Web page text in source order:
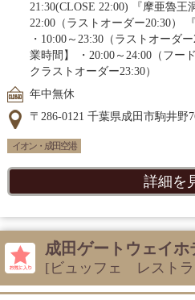
21:30(CLOSE 22:00) 『摩亜魯王
22:00（ラストオーダー20:30）
・10:00～23:30（ラストオーダ
業時間】 ・20:00～24:00（フ
クラストオーダー23:30）
年中無休
〒286-0121 千葉県成田市駒井野
イオン・成田空港
詳細を
成田ゲートウェイ
[ビュッフェ レスト